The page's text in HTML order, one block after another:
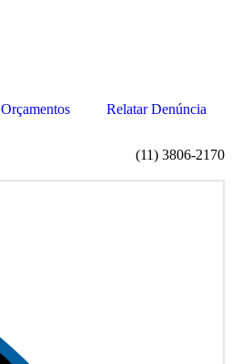
Orçamentos Relatar Denúncia
(11) 3806-2170